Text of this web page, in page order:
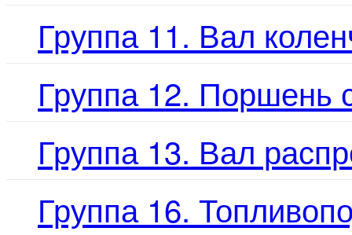
Группа 11. Вал
Группа 12. Поршень
Группа 13. Вал
Группа 16.